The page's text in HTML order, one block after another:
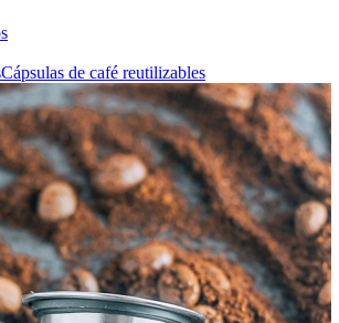
Cápsulas de café reutilizables